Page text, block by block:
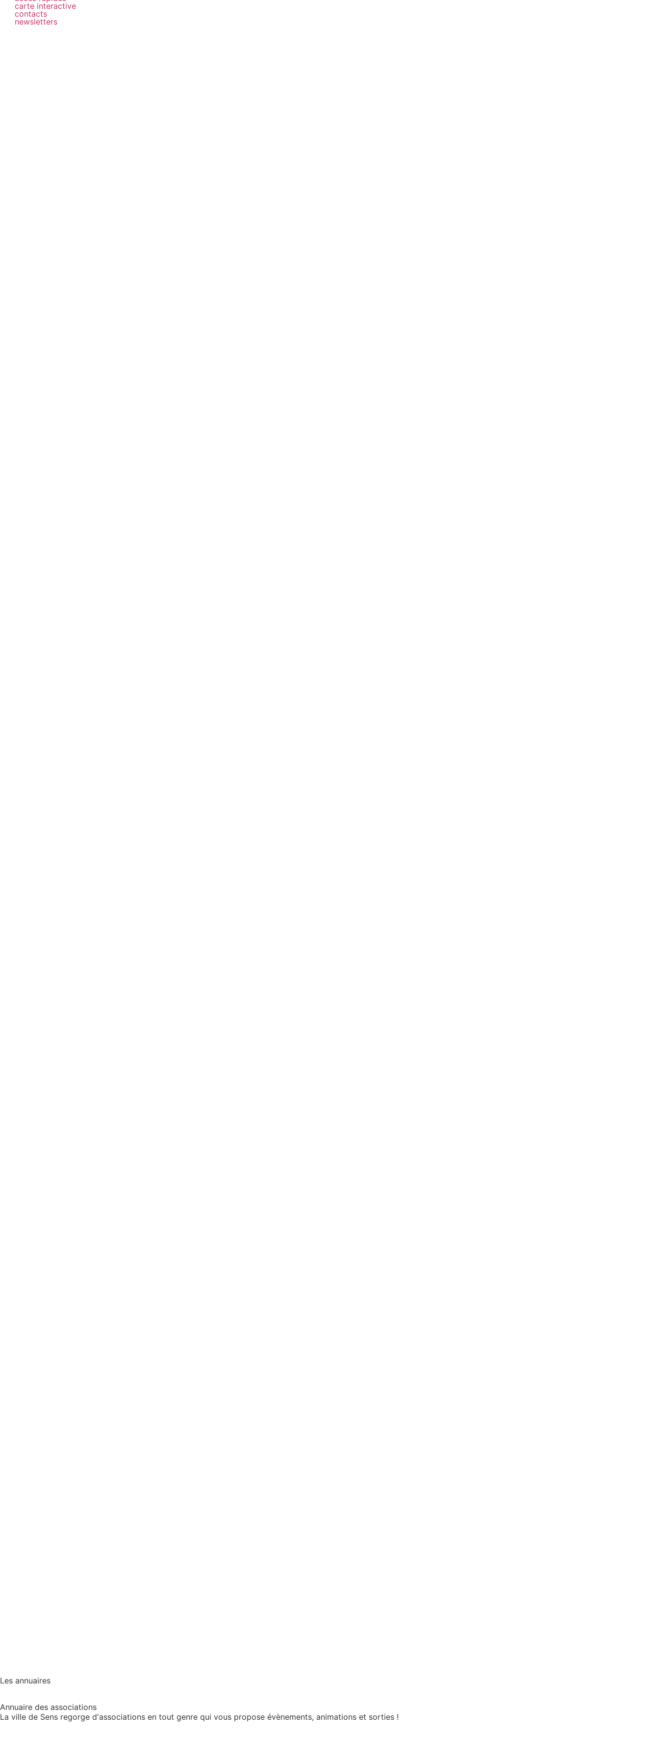
carte interactive
contacts
newsletters
Les annuaires
Annuaire des associations
La ville de Sens regorge d'associations en tout genre qui vous propose évènements, animations et sorties !